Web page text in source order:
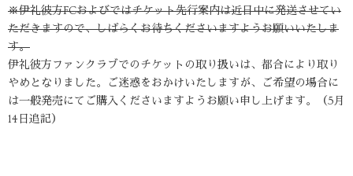
※伊礼彼方FCおよびではチケット先行案内は近日中に発送させてい
ただきますので、しばらくお待ちくださいますようお願いいたしま
す。
伊礼彼方ファンクラブでのチケットの取り扱いは、都合により取り
やめとなりました。ご迷惑をおかけいたしますが、ご希望の場合に
は一般発売にてご購入くださいますようお願い申し上げます。（5月
14日追記）